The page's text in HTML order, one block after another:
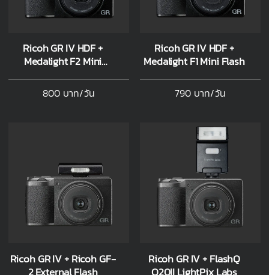
Ricoh GR IV HDF +
Medalight F2 Mini
800 บาท/วัน
Ricoh GR IV HDF +
Medalight F1 Mini Flash
790 บาท/วัน
Ricoh GR IV + Ricoh GF-
2 External Flash
Ricoh GR IV + FlashQ
Q20II LightPix Labs